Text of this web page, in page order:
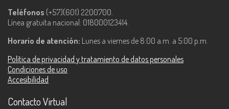
Teléfonos (+57)(601) 2200700.
Línea gratuita nacional: 018000123414.
Horario de atención: Lunes a viernes de 8:00 a.m. a 5:00 p.m.
Política de privacidad y tratamiento de datos personales
Condiciones de uso
Accesibilidad
Contacto Virtual